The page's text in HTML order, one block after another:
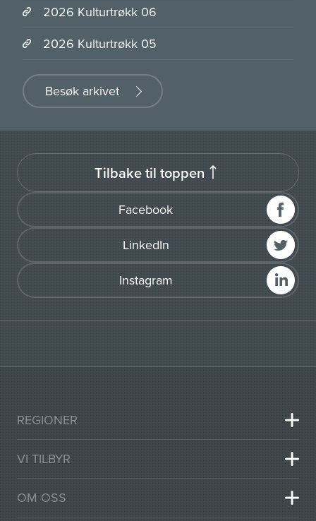
2026 Kulturtrøkk 06
2026 Kulturtrøkk 05
Besøk arkivet
Facebook
LinkedIn
Instagram
Tilbake til toppen
REGIONER
VI TILBYR
OM OSS